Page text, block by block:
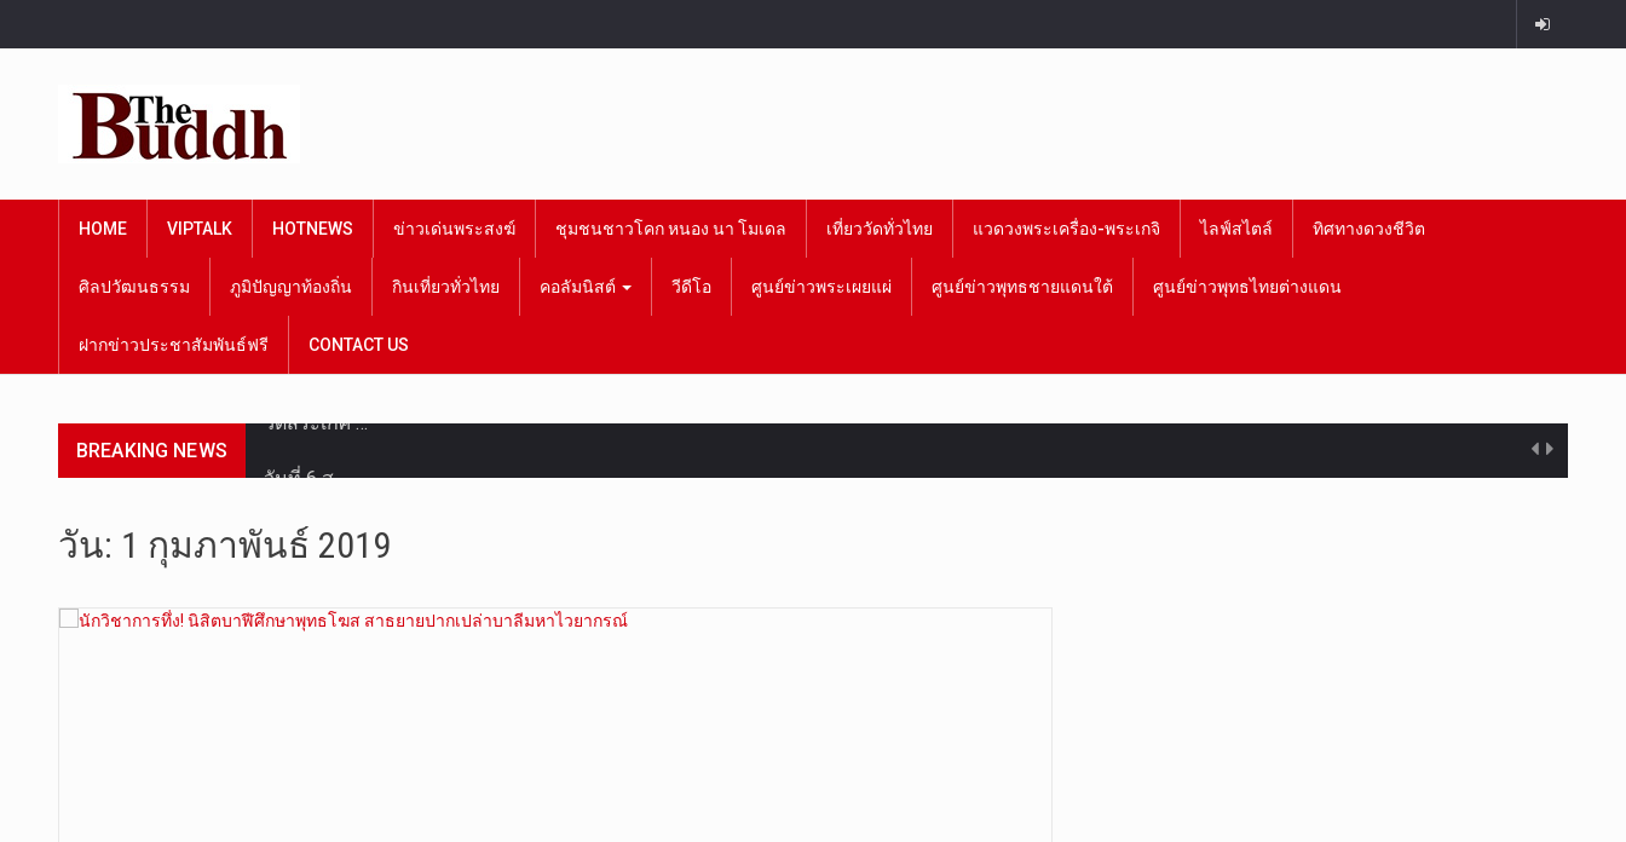
HOME VIPTALK HOTNEWS ข่าวเด่นพระสงฆ์ ชุมชนชาวโคก หนอง นา โมเดล เที่ยววัดทั่วไทย แวดวงพระเครื่อง-พระเกจิ ไลฟ์สไตล์ ทิศทางดวงชีวิต
ศิลปวัฒนธรรม ภูมิปัญญาท้องถิ่น กินเที่ยวทั่วไทย คอลัมนิสต์ วีดีโอ ศูนย์ข่าวพระเผยแผ่ ศูนย์ข่าวพุทธชายแดนใต้ ศูนย์ข่าวพุทธไทยต่างแดน
ฝากข่าวประชาสัมพันธ์ฟรี CONTACT US
BREAKING NEWS
วันที่ 5 ส…
วันพุธที่ …
วัน: 1 กุมภาพันธ์ 2019